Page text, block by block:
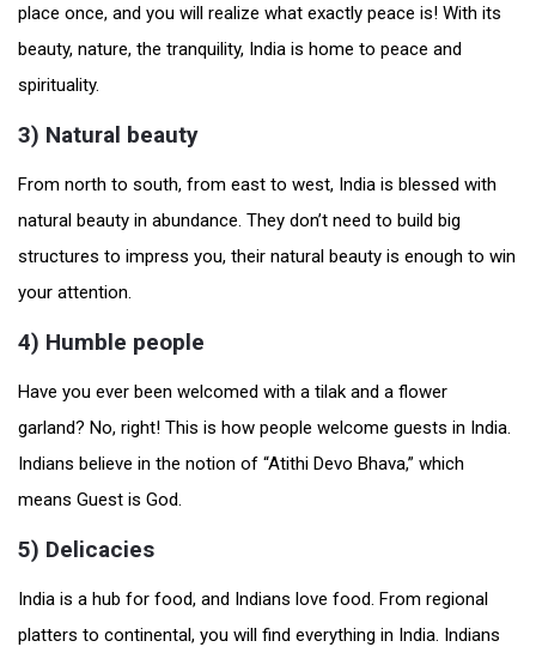
place once, and you will realize what exactly peace is! With its
beauty, nature, the tranquility, India is home to peace and
spirituality.
3) Natural beauty
From north to south, from east to west, India is blessed with
natural beauty in abundance. They don’t need to build big
structures to impress you, their natural beauty is enough to win
your attention.
4) Humble people
Have you ever been welcomed with a tilak and a flower
garland? No, right! This is how people welcome guests in India.
Indians believe in the notion of “Atithi Devo Bhava,” which
means Guest is God.
5) Delicacies
India is a hub for food, and Indians love food. From regional
platters to continental, you will find everything in India. Indians